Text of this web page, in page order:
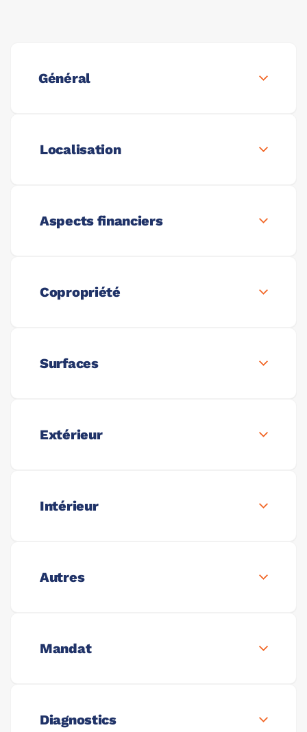
Général
Localisation
Aspects financiers
Copropriété
Surfaces
Extérieur
Intérieur
Autres
Mandat
Diagnostics